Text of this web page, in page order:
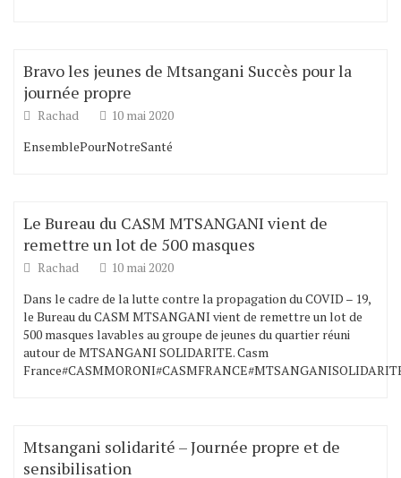
Bravo les jeunes de Mtsangani Succès pour la
journée propre
Rachad
10 mai 2020
EnsemblePourNotreSanté
Le Bureau du CASM MTSANGANI vient de
remettre un lot de 500 masques
Rachad
10 mai 2020
Dans le cadre de la lutte contre la propagation du COVID – 19,
le Bureau du CASM MTSANGANI vient de remettre un lot de
500 masques lavables au groupe de jeunes du quartier réuni
autour de MTSANGANI SOLIDARITE. Casm
Mtsangani solidarité – Journée propre et de
sensibilisation